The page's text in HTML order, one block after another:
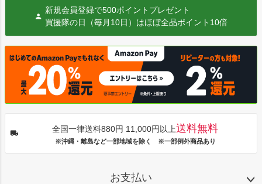
新規会員登録で500ポイントプレゼント
買援隊の日（毎月10日）はほぼ全品ポイント10倍
全国一律送料880円 11,000円以上送料無料
※沖縄・離島など一部地域を除く ※一部例外商品あり
お支払い